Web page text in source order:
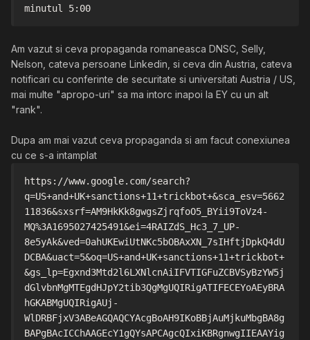
minutul 5:00
Am vazut si ceva propaganda romaneasca DNSC, Selly,
Nelson, cateva persoane Linkedin, si ceva din Austria, cateva
notificari cu conferinte de securitate si universitati Austria / US,
mai multe "apropo-uri" sa ma intorc inapoi la EY cu un alt
"rank".
Dupa am mai vazut ceva propaganda si am facut conexiunea
cu ce s-a intamplat
https://www.google.com/search?
q=US+and+UK+sanctions+11+trickbot+&sca_esv=5662
11836&sxsrf=AM9HkKk8gwgsZjrqfoO5_BYii9ToVz4-
MQ%3A1695027425491&ei=4RAIZdS_Hc3_7_UP-
8e5yAk&ved=0ahUKEwiUtNKc5bOBAxXN_7sIHftjDpkQ4dU
DCBA&uact=5&oq=US+and+UK+sanctions+11+trickbot+
&gs_lp=Egxnd3Mtd2l6LXNlcnAiIFVTIGFuZCBVSyBzYW5j
dGlvbnMgMTEgdHJpY2tib3QgMgUQIRigATIFECEYoAEyBRA
hGKABMgUQIRigAUj-
WlDRBFjxV3ABeAGQAQCYAcgBoAH9IKoBBjAuMjkuMbgBA8g
BAPgBAcICChAAGEcY1gQYsAPCAgcQIxiKBRgnwgIIEAAYig